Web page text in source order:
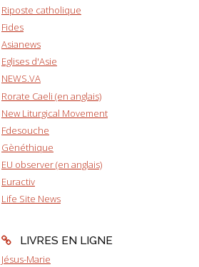
Riposte catholique
Fides
Asianews
Eglises d'Asie
NEWS.VA
Rorate Caeli (en anglais)
New Liturgical Movement
Fdesouche
Gènéthique
EU observer (en anglais)
Euractiv
Life Site News
LIVRES EN LIGNE
Jésus-Marie